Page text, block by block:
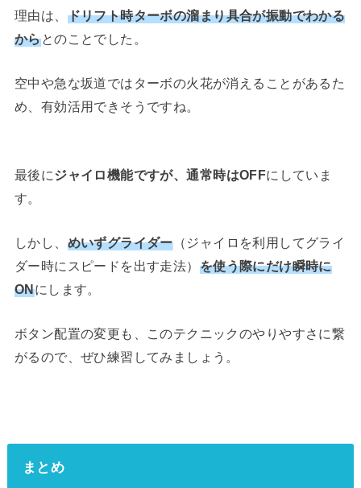
理由は、 ドリフト時ターボの溜まり具合が振動でわかる
からとのことでした。
空中や急な坂道ではターボの火花が消えることがあるた
め、有効活用できそうですね。
最後にジャイロ機能ですが、通常時はOFFにしていま
す。
しかし、 めいずグライダー（ジャイロを利用してグライ
ダー時にスピードを出す走法） を使う際にだけ瞬時に
ONにします。
ボタン配置の変更も、このテクニックのやりやすさに繋
がるので、ぜひ練習してみましょう。
まとめ